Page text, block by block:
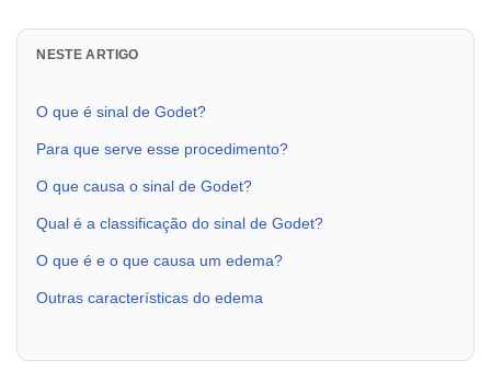
NESTE ARTIGO
O que é sinal de Godet?
Para que serve esse procedimento?
O que causa o sinal de Godet?
Qual é a classificação do sinal de Godet?
O que é e o que causa um edema?
Outras características do edema